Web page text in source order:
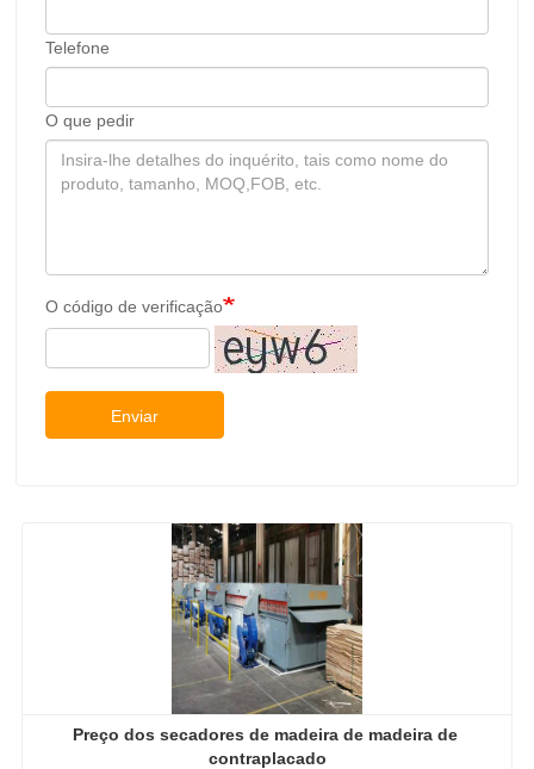
Telefone
O que pedir
O código de verificação
Enviar
Preço dos secadores de madeira de madeira de
contraplacado